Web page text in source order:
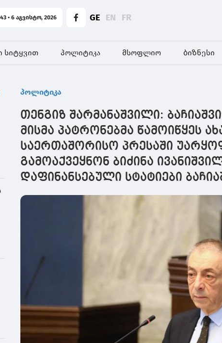
• 6 აგვისტო, 2026 GE EN FR
სიტყვით პოლიტიკა მსოფლიო ბიზნესი
პოლიტიკა
თენგიზ შარმანაშვილი:
მისმა პატრონებმა წამოიწყეს
საერთაშორისო პრესაში
გამოაქვეყნონ ბიძინა
დაფინანსებული სტატიები